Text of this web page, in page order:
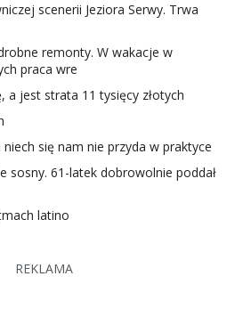
scenerii Jeziora Serwy. Trwa
remonty. W wakacje w
praca wre
a jest strata 11 tysięcy złotych
się nam nie przyda w praktyce
sosny. 61-latek dobrowolnie poddał
latino
REKLAMA